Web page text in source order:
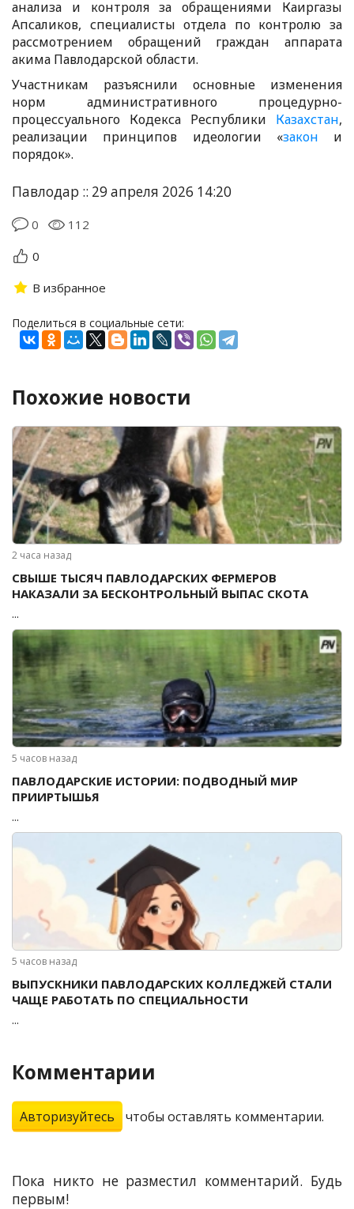
анализа и контроля за обращениями Каиргазы
Апсаликов, специалисты отдела по контролю за
рассмотрением обращений граждан аппарата
акима Павлодарской области.
Участникам разъяснили основные изменения
норм административного процедурно-
процессуального Кодекса Республики Казахстан,
реализации принципов идеологии «закон и
порядок».
Павлодар :: 29 апреля 2026 14:20
0
112
0
В избранное
Поделиться в социальные сети:
Похожие новости
2 часа назад
СВЫШЕ ТЫСЯЧ ПАВЛОДАРСКИХ ФЕРМЕРОВ
НАКАЗАЛИ ЗА БЕСКОНТРОЛЬНЫЙ ВЫПАС СКОТА
...
5 часов назад
ПАВЛОДАРСКИЕ ИСТОРИИ: ПОДВОДНЫЙ МИР
ПРИИРТЫШЬЯ
...
5 часов назад
ВЫПУСКНИКИ ПАВЛОДАРСКИХ КОЛЛЕДЖЕЙ СТАЛИ
ЧАЩЕ РАБОТАТЬ ПО СПЕЦИАЛЬНОСТИ
...
Комментарии
Авторизуйтесь чтобы оставлять комментарии.
Пока никто не разместил комментарий. Будь
первым!